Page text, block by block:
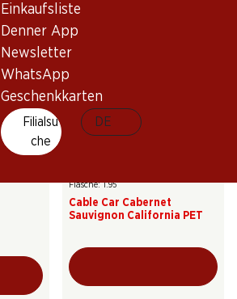
Einkaufsliste
Denner App
Newsletter
WhatsApp
Geschenkkarten
Filialsu
che
DE
Flasche: 1.95
Cable Car Cabernet
Sauvignon California PET